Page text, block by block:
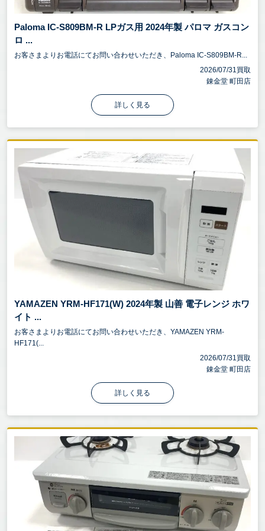
Paloma IC-S809BM-R LPガス用 2024年製 パロマ ガスコン
ロ ...
お客さまよりお電話にてお問い合わせいただき、Paloma IC-S809BM-R...
2026/07/31買取
錬金堂 町田店
詳しく見る
YAMAZEN YRM-HF171(W) 2024年製 山善 電子レンジ ホワ
イト ...
お客さまよりお電話にてお問い合わせいただき、YAMAZEN YRM-
HF171(...
2026/07/31買取
錬金堂 町田店
詳しく見る